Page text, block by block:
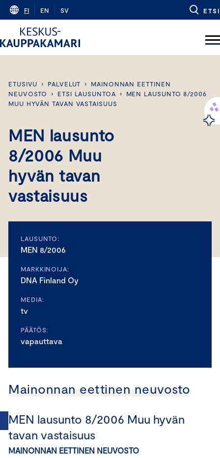
Skip
content
FI EN SV ETSI
ETUSIVU › PALVELUT ›
MAINONNAN EETTINEN
NEUVOSTO
› ETSI LAUSUNTOA ›
MEN LAUSUNTO 8/2006
MUU HYVÄN TAVAN VASTAISUUS
MEN lausunto
8/2006 Muu
hyvän tavan
vastaisuus
LAUSUNTO:
MEN 8/2006
MARKKINOIJA:
DNA Finland Oy
MEDIA:
tv
PÄÄTÖS:
vapauttava
Mainonnan eettinen neuvosto
MEN lausunto 8/2006 Muu hyvän
tavan vastaisuus
MAINONNAN EETTINEN NEUVOSTO